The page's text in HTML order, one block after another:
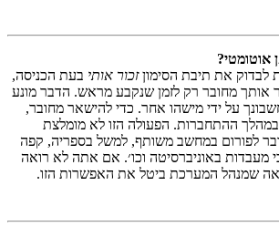
אוטומטי?
את תיבת הסימוןזכור אותי בעת הכניסה,
מחובר רק לזמן שנקבע מראש. הדבר מונע
על ידי מישהו אחר. כדי להישאר מחובר,
ההתחברות. הפעולה הזו לא מומלצת
לפורום במחשב משותף, למשל בספריה, קפה
מעבדות באוניברסיטה וכו׳. אם אתה לא רואה
שמנהל המערכת ביטל את האפשרות הזו.